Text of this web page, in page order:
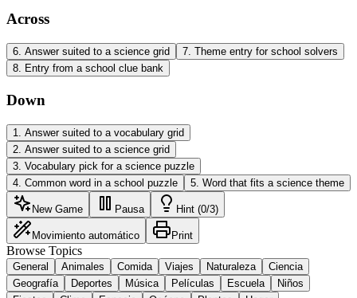
Across
6. Answer suited to a science grid 7. Theme entry for school solvers
8. Entry from a school clue bank
Down
1
Answer suited to a vocabulary grid
2 Answer suited to a science grid
3 Vocabulary pick for a science puzzle
4 Common word in a school puzzle 5 Word that fits a science theme
New Game Pausa Hint (0/3)
Movimiento automático Print
Browse Topics
General Animales Comida Viajes Naturaleza
Ciencia
Geografía
Deportes Música Películas Escuela
Niños